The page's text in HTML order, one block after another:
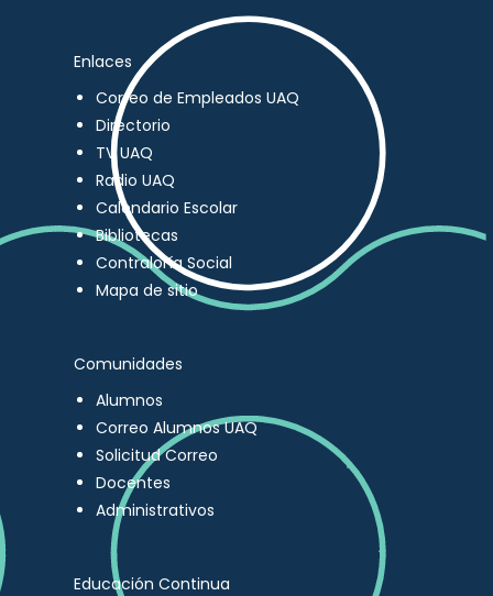
Enlaces
Correo de Empleados UAQ
Directorio
TV UAQ
Radio UAQ
Calendario Escolar
Bibliotecas
Contraloría Social
Mapa de sitio
Comunidades
Alumnos
Correo Alumnos UAQ
Solicitud Correo
Docentes
Administrativos
Educación Continua